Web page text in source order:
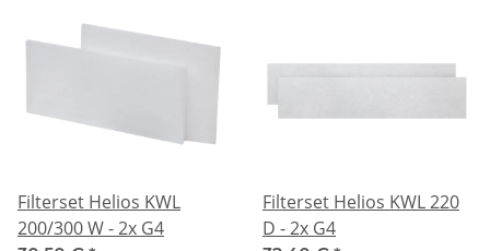
Filterset Helios KWL
200/300 W - 2x G4
Filterset Helios KWL 220
D - 2x G4